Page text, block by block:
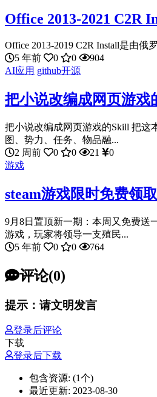
Office 2013-2021 C2R
Office 2013-2019 C2R Install是由俄
5 年前
0 0
904
AI应用 github开源
把小说改编成网页游戏
把小说改编成网页游戏的Skill 把这
图、势力、任务、物品融...
2 周前
0 0 21
0
游戏
steam游戏限时免费领
9月8日置顶新一期：本周又免费送
游戏，玩家将领导一支殖民...
5 年前
0 0 764
评论(0)
提示：请文明发言
登录后评论
下载
登录后下载
包含资源: (1个)
最近更新: 2023-08-30